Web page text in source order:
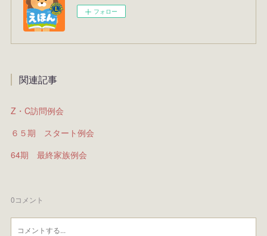
フォロー
関連記事
Z・C訪問例会
６５期 スタート例会
64期 最終家族例会
0コメント